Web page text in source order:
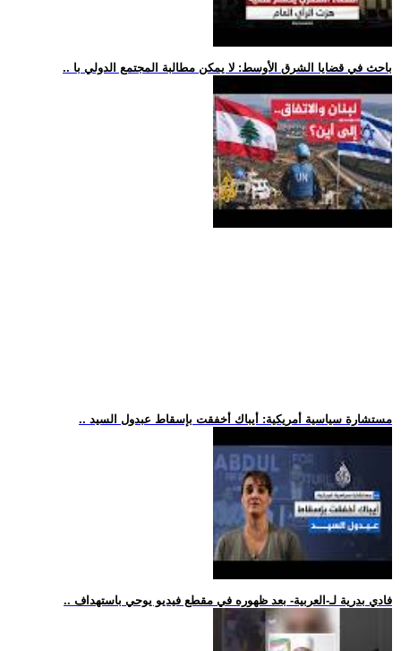
.. باحث في قضايا الشرق الأوسط: لا يمكن مطالبة المجتمع الدولي با
.. مستشارة سياسية أمريكية: أيباك أخفقت بإسقاط عبدول السيد
.. فادي بدرية لـ-العربية- بعد ظهوره في مقطع فيديو يوحي باستهداف